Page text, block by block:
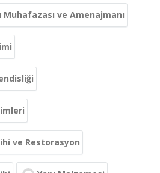
Muhafazası ve Amenajmanı
ve Restorasyon